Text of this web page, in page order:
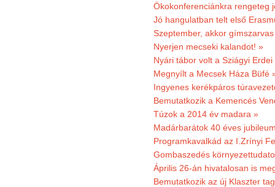
Ökokonferenciánkra rengeteg
Jó hangulatban telt első
Szeptember, akkor
Nyerjen mecseki kalandot! »
Nyári tábor volt a Sziágyi
Megnyílt a Mecsek Háza Büfé
Ingyenes kerékpáros
Bemutatkozik a Kemencés
Túzok a 2014 év madara »
Madárbarátok 40 éves
Programkavalkád az I.Zrínyi
Gombaszedés
Április 26-án hivatalosan is
Bemutatkozik az új Klaszter